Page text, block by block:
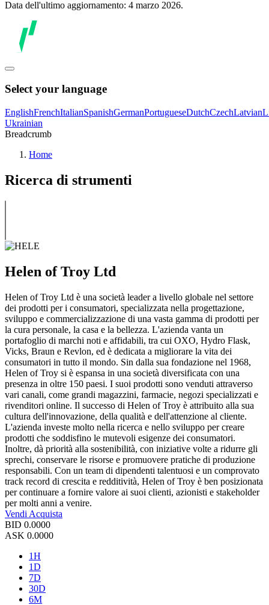
Data dell'ultimo aggiornamento: 4 marzo 2026.
Select your language
EnglishFrenchItalianSpanishGermanPortugueseDutchCzechLatvian
Ukrainian
Breadcrumb
Home
Ricerca di strumenti
Helen of Troy Ltd
Helen of Troy Ltd è una società leader a livello globale nel settore
dei prodotti per i consumatori, specializzata nella progettazione,
sviluppo e commercializzazione di una vasta gamma di prodotti per
la cura personale, la casa e la bellezza. L'azienda vanta un
portafoglio di marchi noti e affidabili, tra cui OXO, Hydro Flask,
Vicks, Braun e Revlon, ed è dedicata a migliorare la vita dei
consumatori in tutto il mondo. Sin dalla sua fondazione nel 1968,
Helen of Troy si è espansa in una società diversificata con una
presenza in oltre 150 paesi. I suoi prodotti sono venduti attraverso
vari canali, come grandi magazzini, farmacie, negozi specializzati e
rivenditori online. Il successo di Helen of Troy è attribuito alla sua
cultura dell'innovazione, della qualità e dell'attenzione al cliente.
L'azienda investe molto nella ricerca e nello sviluppo per creare
prodotti che soddisfino le mutevoli esigenze dei consumatori.
Inoltre, dà priorità alla sostenibilità, con iniziative volte a ridurre gli
sprechi, conservare le risorse e promuovere pratiche di produzione
responsabili. Con un team di dipendenti talentuosi e un comprovato
track record di crescita e redditività, Helen of Troy è ben posizionata
per continuare a fornire valore ai suoi clienti, azionisti e stakeholder
per molti anni a venire.
Vendi Acquista
BID 0.0000
ASK 0.0000
1H
1D
7D
30D
6M